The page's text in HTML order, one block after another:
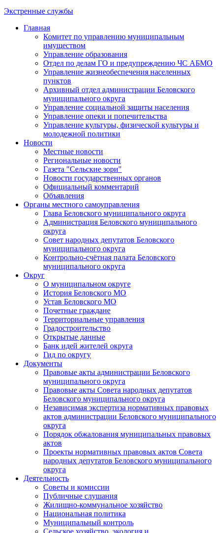
Экстренные службы
Главная
Комитет по управлению муниципальным
имуществом
Управление образования
Отдел по делам ГО и предупреждению ЧС АБМО
Управление жизнеобеспечения населенных
пунктов
Архивный отдел администрации Беловского
муниципального округа
Управление социальной защиты населения
Управление опеки и попечительства
Управление культуры, физической культуры и
молодежной политики
Новости
Местные новости
Региональные новости
Газета "Сельские зори"
Новости государственных органов
Официальный комментарий
Объявления
Органы местного самоуправления
Глава Беловского муниципального округа
Администрация Беловского муниципального
округа
Совет народных депутатов Беловского
муниципального округа
Контрольно-счётная палата Беловского
муниципального округа
Округ
О муниципальном округе
История Беловского МО
Устав Беловского МО
Почетные граждане
Территориальные управления
Градостроительство
Открытые данные
Банк идей жителей округа
Гид по округу
Документы
Правовые акты администрации Беловского
муниципального округа
Правовые акты Совета народных депутатов
Беловского муниципального округа
Независимая экспертиза нормативных правовых
актов администрации Беловского муниципального
округа
Порядок обжалования муниципальных правовых
актов
Проекты нормативных правовых актов Совета
народных депутатов Беловского муниципального
округа
Деятельность
Советы и комиссии
Публичные слушания
Жилищно-коммунальное хозяйство
Национальная политика
Муниципальный контроль
Сельское хозяйство, экология и